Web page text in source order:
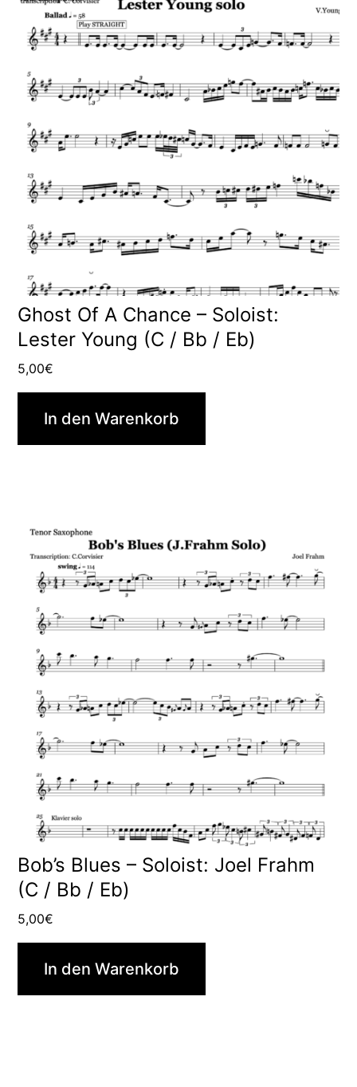
Ghost Of A Chance – Soloist:
Lester Young (C / Bb / Eb)
5,00€
In den Warenkorb
Bob’s Blues – Soloist: Joel Frahm
(C / Bb / Eb)
5,00€
In den Warenkorb